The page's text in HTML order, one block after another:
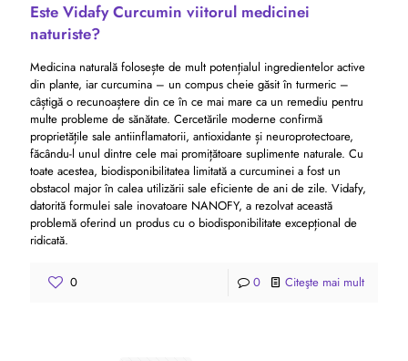
Este Vidafy Curcumin viitorul medicinei
naturiste?
Medicina naturală folosește de mult potențialul ingredientelor active
din plante, iar curcumina – un compus cheie găsit în turmeric –
câștigă o recunoaștere din ce în ce mai mare ca un remediu pentru
multe probleme de sănătate. Cercetările moderne confirmă
proprietățile sale antiinflamatorii, antioxidante și neuroprotectoare,
făcându-l unul dintre cele mai promițătoare suplimente naturale. Cu
toate acestea, biodisponibilitatea limitată a curcuminei a fost un
obstacol major în calea utilizării sale eficiente de ani de zile. Vidafy,
datorită formulei sale inovatoare NANOFY, a rezolvat această
problemă oferind un produs cu o biodisponibilitate excepțional de
ridicată.
0 0 Citeşte mai mult